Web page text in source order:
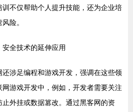
不仅帮助个人提升技能，还为企业培
险。
全技术的延伸应用
涉足编程和游戏开发，强调在这些领
游戏开发中，例如，开发者需要关注
外挂或数据篡改。通过黑客网的资